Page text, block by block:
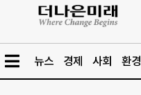
뉴스 경제 사회 환경